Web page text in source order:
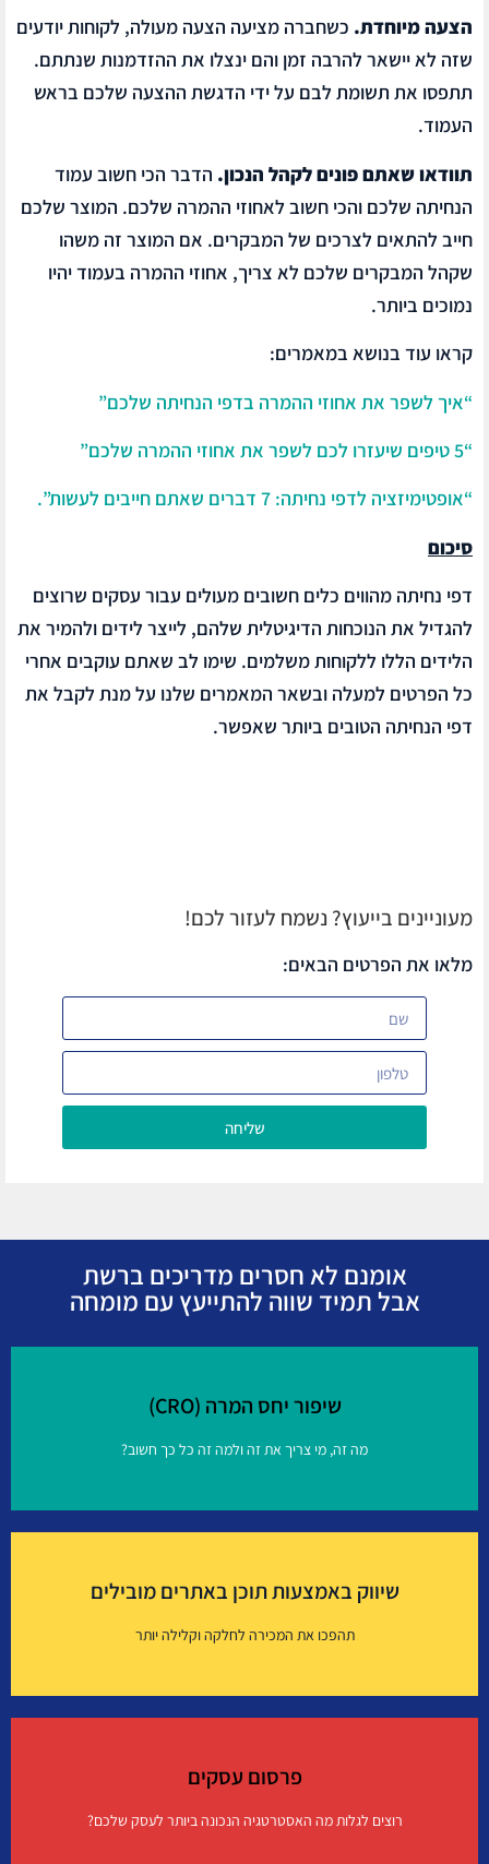
הצעה מיוחדת. כשחברה מציעה הצעה מעולה, לקוחות יודעים
שזה לא יישאר להרבה זמן והם ינצלו את ההזדמנות שנתתם.
תתפסו את תשומת לבם על ידי הדגשת ההצעה שלכם בראש
העמוד.
תוודאו שאתם פונים לקהל הנכון. הדבר הכי חשוב עמוד
הנחיתה שלכם והכי חשוב לאחוזי ההמרה שלכם. המוצר שלכם
חייב להתאים לצרכים של המבקרים. אם המוצר זה משהו
שקהל המבקרים שלכם לא צריך, אחוזי ההמרה בעמוד יהיו
נמוכים ביותר.
קראו עוד בנושא במאמרים:
“איך לשפר את אחוזי ההמרה בדפי הנחיתה שלכם”
“5 טיפים שיעזרו לכם לשפר את אחוזי ההמרה שלכם”
“אופטימיזציה לדפי נחיתה: 7 דברים שאתם חייבים לעשות”.
סיכום
דפי נחיתה מהווים כלים חשובים מעולים עבור עסקים שרוצים
להגדיל את הנוכחות הדיגיטלית שלהם, לייצר לידים ולהמיר את
הלידים הללו ללקוחות משלמים. שימו לב שאתם עוקבים אחרי
כל הפרטים למעלה ובשאר המאמרים שלנו על מנת לקבל את
דפי הנחיתה הטובים ביותר שאפשר.
מעוניינים בייעוץ? נשמח לעזור לכם!
מלאו את הפרטים הבאים:
שליחה
אומנם לא חסרים מדריכים ברשת
אבל תמיד שווה להתייעץ עם מומחה
שיפור יחס המרה (CRO)
מה זה, מי צריך את זה ולמה זה כל כך חשוב?
שיווק באמצעות תוכן באתרים מובילים
תהפכו את המכירה לחלקה וקלילה יותר
פרסום עסקים
רוצים לגלות מה האסטרטגיה הנכונה ביותר לעסק שלכם?